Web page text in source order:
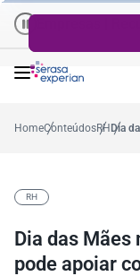
|
57,2%
HomeConteúdosRH Dia
RH
Dia das Mães
pode apoiar